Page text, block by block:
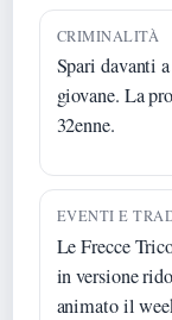
CRIMINALITÀ
Spari davanti
giovane. La
32enne.
EVENTI E
Le Frecce
in versione
animato il